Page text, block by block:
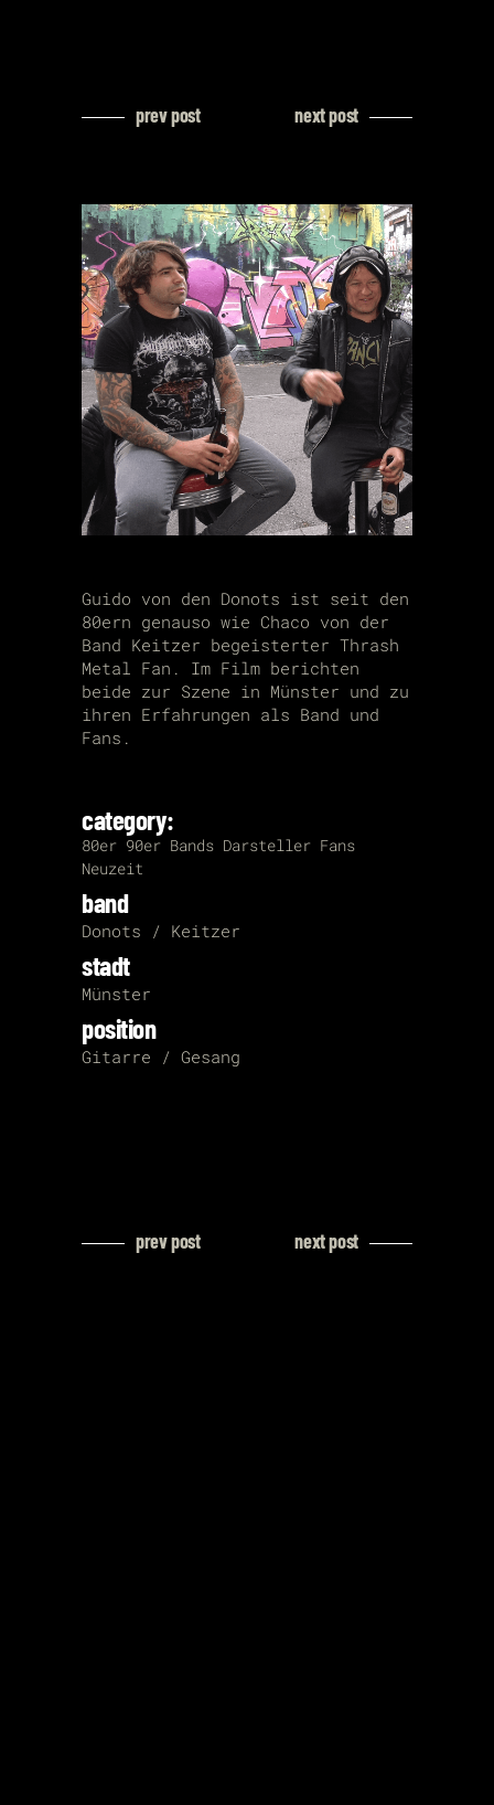
prev post next post
Guido von den Donots ist seit den
80ern genauso wie Chaco von der
Band Keitzer begeisterter Thrash
Metal Fan. Im Film berichten
beide zur Szene in Münster und zu
ihren Erfahrungen als Band und
Fans.
category:
80er 90er Bands Darsteller Fans
Neuzeit
band
Donots / Keitzer
stadt
Münster
position
Gitarre / Gesang
prev post next post